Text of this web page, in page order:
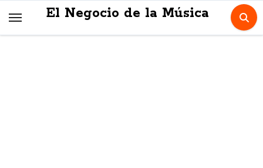
El Negocio de la Música